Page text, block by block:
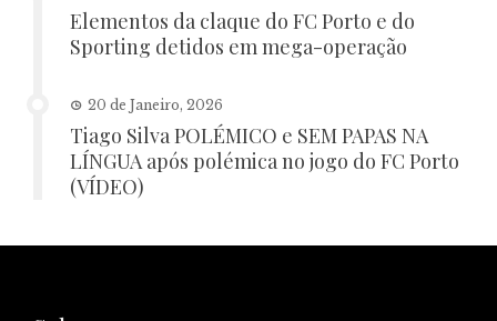
Elementos da claque do FC Porto e do
Sporting detidos em mega-operação
20 de Janeiro, 2026
Tiago Silva POLÉMICO e SEM PAPAS NA
LÍNGUA após polémica no jogo do FC Porto
(VÍDEO)